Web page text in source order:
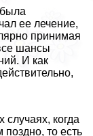
ее лечение,
принимая
шансы
И как
случаях, когда
то есть